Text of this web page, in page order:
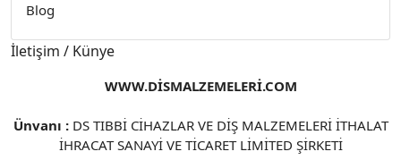
Blog
İletişim / Künye
WWW.DİSMALZEMELERİ.COM
Ünvanı : DS TIBBİ CİHAZLAR VE DİŞ MALZEMELERİ İTHALAT
İHRACAT SANAYİ VE TİCARET LİMİTED ŞİRKETİ